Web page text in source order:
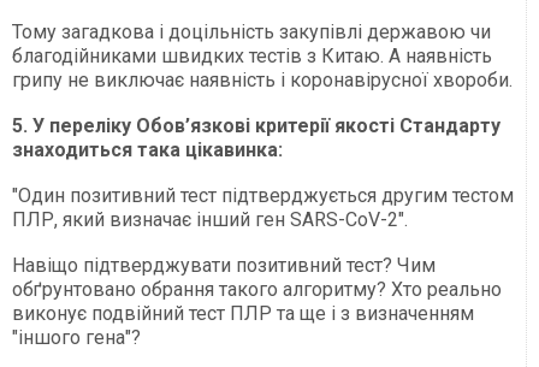
Тому загадкова і доцільність закупівлі державою чи
благодійниками швидких тестів з Китаю. А наявність
грипу не виключає наявність і коронавірусної хвороби.
5. У переліку Обов’язкові критерії якості Стандарту
знаходиться така цікавинка:
"Один позитивний тест підтверджується другим тестом
ПЛР, який визначає інший ген SARS-CoV-2".
Навіщо підтверджувати позитивний тест? Чим
обґрунтовано обрання такого алгоритму? Хто реально
виконує подвійний тест ПЛР та ще і з визначенням
"іншого гена"?